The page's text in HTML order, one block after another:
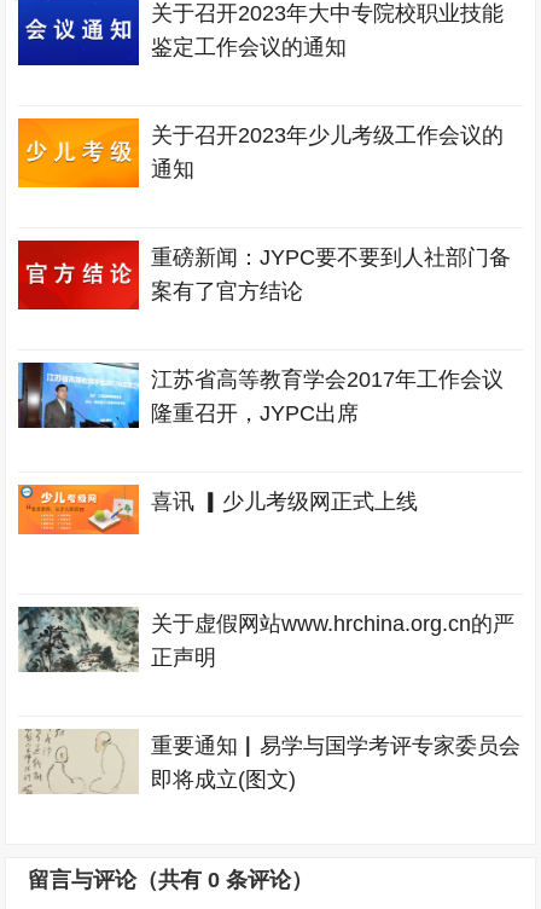
关于召开2023年大中专院校职业技能
鉴定工作会议的通知
关于召开2023年少儿考级工作会议的
通知
重磅新闻：JYPC要不要到人社部门备
案有了官方结论
江苏省高等教育学会2017年工作会议
隆重召开，JYPC出席
喜讯 ▎少儿考级网正式上线
关于虚假网站www.hrchina.org.cn的严
正声明
重要通知▏易学与国学考评专家委员会
即将成立(图文)
留言与评论（共有0 条评论）